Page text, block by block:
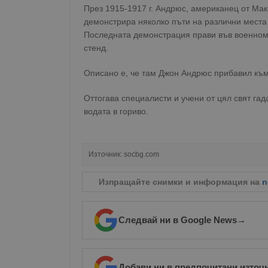
През 1915-1917 г. Андрюс, американец от
демонстрира няколко пъти на различни
Последната демонстрация прави във
стенд.
Описано е, че там Джон Андрюс прибавил
Оттогава специалисти и учени от цял свят
водата в гориво.
Източник: socbg.com
Изпращайте снимки и информация на
Следвай ни в Google News→
__cf_bm